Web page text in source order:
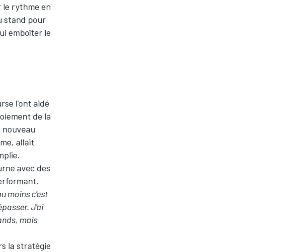
le rythme en
stand pour
emboîter le
l'ont aidé
de la
allait
avec des
moins c'est
J'ai
mais
la stratégie